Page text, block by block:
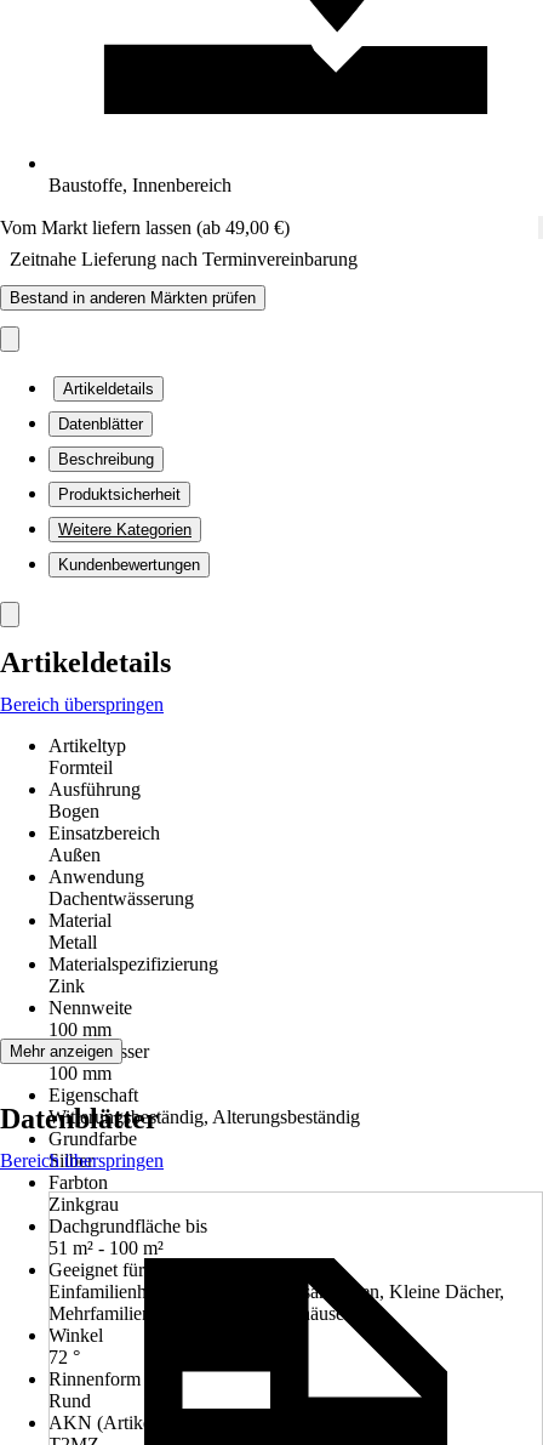
Baustoffe, Innenbereich
Vom Markt liefern lassen (ab 49,00 €)
Zeitnahe Lieferung nach Terminvereinbarung
Bestand in anderen Märkten prüfen
Artikeldetails
Datenblätter
Beschreibung
Produktsicherheit
Weitere Kategorien
Kundenbewertungen
Artikeldetails
Bereich überspringen
Artikeltyp
Formteil
Ausführung
Bogen
Einsatzbereich
Außen
Anwendung
Dachentwässerung
Material
Metall
Materialspezifizierung
Zink
Nennweite
100 mm
Durchmesser
100 mm
Eigenschaft
Witterungsbeständig, Alterungsbeständig
Grundfarbe
Silber
Farbton
Zinkgrau
Dachgrundfläche bis
51 m² - 100 m²
Geeignet für
Einfamilienhäuser, Garagen, Hausanbauten, Kleine Dächer,
Mehrfamilienhäuser, Wochenendhäuser
Winkel
72 °
Rinnenform
Rund
AKN (Artikelkurznummer)
Mehr anzeigen
Datenblätter
Bereich überspringen